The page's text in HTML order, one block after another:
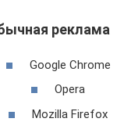
реклама
Google Chrome
Opera
Mozilla Firefox